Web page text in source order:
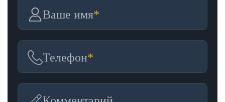
Ваше имя*
Телефон*